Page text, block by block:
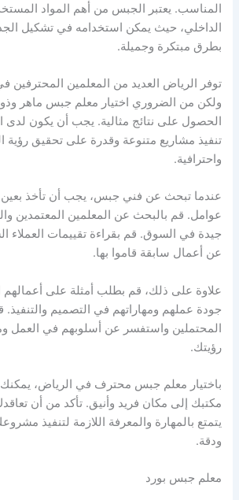
المناسب. يعتبر الجبس من أهم المواد
الداخلي، حيث يمكن استخدامه في تشكيل
بطرق مبتكرة وجميلة.
توفر الرياض العديد من المعلمين
ولكن من الضروري اختيار معلم جبس ماهر
الحصول على نتائج مثالية. يجب أن يكون لدى
تنفيذ مشاريع متنوعة وقدرة على تحقيق رؤية
واحترافية.
عندما تبحث عن فني جبس، يجب أن تأخذ بعين
عوامل. قم بالبحث عن المعلمين المعتمدين
جيدة في السوق. قم بقراءة تقييمات العملاء
عن أعمال سابقة قاموا بها.
علاوة على ذلك، قم بطلب أمثلة على أعمالهم
جودة عملهم ومهاراتهم في التصميم والتنفيذ.
المحتملين واستفسر عن أسلوبهم في العمل
رؤيتك.
باختيار معلم جبس محترف في الرياض، يمكنك
مكتبك إلى مكان فريد وأنيق. تأكد من أن
يتمتع بالمهارة والمعرفة اللازمة لتنفيذ
ودقة.
معلم جبس بورد